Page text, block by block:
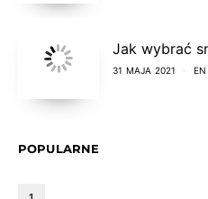
Jak wybrać
31 MAJA 2021 EN
POPULARNE